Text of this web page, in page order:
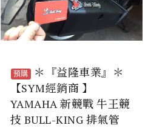
預購
＊『益隆車業』＊
【SYM經銷商 】
YAMAHA 新競戰 牛王競
技 BULL-KING 排氣管